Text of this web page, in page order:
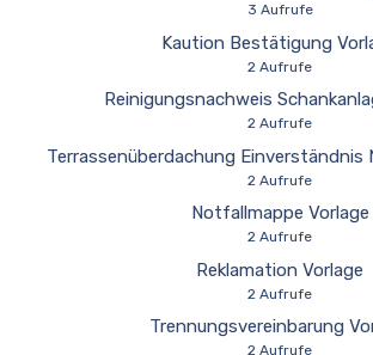
3 Aufrufe
Kaution Bestätigung
2 Aufrufe
Reinigungsnachweis
2 Aufrufe
Terrassenüberdachung Einverständnis
2 Aufrufe
Notfallmappe Vorlage
2 Aufrufe
Reklamation Vorlage
2 Aufrufe
Trennungsvereinbarung
2 Aufrufe